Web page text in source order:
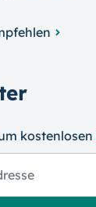
kosten­losen